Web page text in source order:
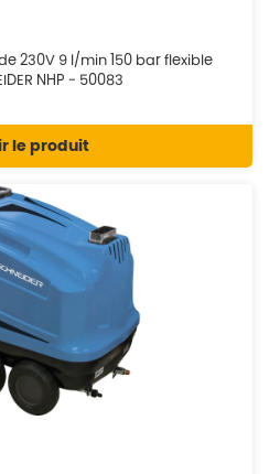
230V 9 l/min 150 bar flexible
NHP - 50083
le produit